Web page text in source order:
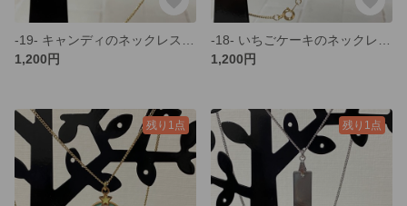
1,200円
1,200円
残り1点 残り1点